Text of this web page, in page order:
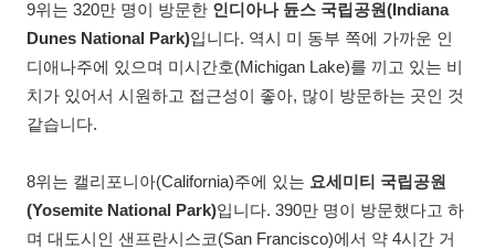
9위는 320만 명이 방문한 인디아나 듄스 국립공원(Indiana
Dunes National Park)입니다. 역시 미 동부 쪽에 가까운 인
디애나주에 있으며 미시간호(Michigan Lake)를 끼고 있는 비
치가 있어서 시원하고 접근성이 좋아, 많이 방문하는 곳인 것
같습니다.
8위는 캘리포니아(California)주에 있는 요세미티 국립공원
(Yosemite National Park)입니다. 390만 명이 방문했다고 하
며 대도시인 샌프란시스코(San Francisco)에서 약 4시간 거